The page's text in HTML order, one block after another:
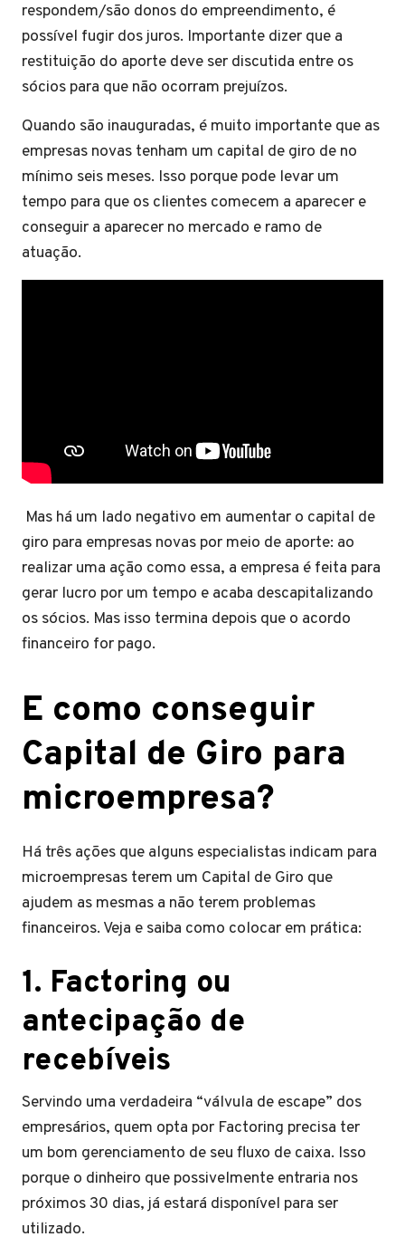
respondem/são donos do empreendimento, é
possível fugir dos juros. Importante dizer que a
restituição do aporte deve ser discutida entre os
sócios para que não ocorram prejuízos.
Quando são inauguradas, é muito importante que as
empresas novas tenham um capital de giro de no
mínimo seis meses. Isso porque pode levar um
tempo para que os clientes comecem a aparecer e
conseguir a aparecer no mercado e ramo de
atuação.
Mas há um lado negativo em aumentar o capital de
giro para empresas novas por meio de aporte: ao
realizar uma ação como essa, a empresa é feita para
gerar lucro por um tempo e acaba descapitalizando
os sócios. Mas isso termina depois que o acordo
financeiro for pago.
E como conseguir
Capital de Giro para
microempresa?
Há três ações que alguns especialistas indicam para
microempresas terem um Capital de Giro que
ajudem as mesmas a não terem problemas
financeiros. Veja e saiba como colocar em prática:
1. Factoring ou
antecipação de
recebíveis
Servindo uma verdadeira “válvula de escape” dos
empresários, quem opta por Factoring precisa ter
um bom gerenciamento de seu fluxo de caixa. Isso
porque o dinheiro que possivelmente entraria nos
próximos 30 dias, já estará disponível para ser
utilizado.